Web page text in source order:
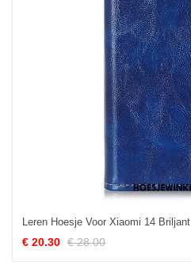
Leren Hoesje Voor Xiaomi 14 Briljant
€ 20.30 € 28.00